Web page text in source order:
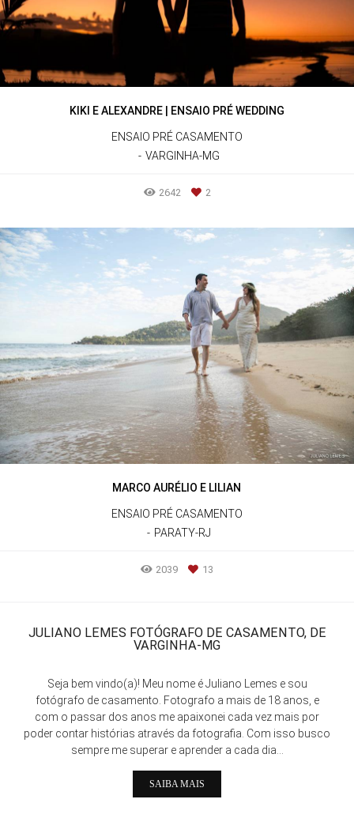
KIKI E ALEXANDRE | ENSAIO PRÉ WEDDING
ENSAIO PRÉ CASAMENTO
VARGINHA-MG
2642 2
MARCO AURÉLIO E LILIAN
ENSAIO PRÉ CASAMENTO
PARATY-RJ
2039 13
JULIANO LEMES FOTÓGRAFO DE CASAMENTO, DE
VARGINHA-MG
Seja bem vindo(a)! Meu nome é Juliano Lemes e sou
fotógrafo de casamento. Fotografo a mais de 18 anos, e
com o passar dos anos me apaixonei cada vez mais por
poder contar histórias através da fotografia. Com isso busco
sempre me superar e aprender a cada dia...
SAIBA MAIS